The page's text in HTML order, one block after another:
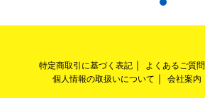
特定商取引に基づく表記 よくあるご質問
個人情報の取扱いについて
会社案内